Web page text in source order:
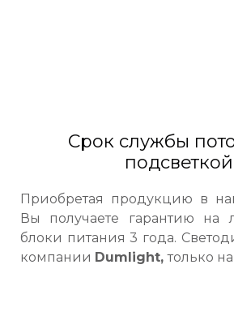
Срок службы
подсветкой
Приобретая продукцию в
Вы получаете гарантию на
блоки питания 3 года.
компании Dumlight,только на